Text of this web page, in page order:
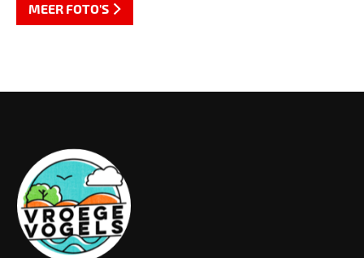
MEER FOTO'S